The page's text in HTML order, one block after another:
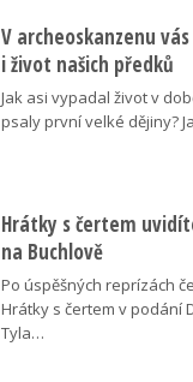
V archeoskanzenu
i život našich předků
Jak asi vypadal život v
psaly první velké dějiny?
Hrátky s čertem
na Buchlově
Po úspěšných reprízách
Hrátky s čertem v podání
Tyla…